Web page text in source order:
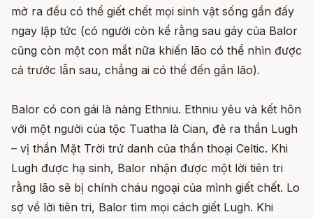
mở ra đều có thể giết chết mọi sinh vật sống gần đấy
ngay lập tức (có người còn kể rằng sau gáy của Balor
cũng còn một con mắt nữa khiến lão có thể nhìn được
cả trước lẫn sau, chẳng ai có thể đến gần lão).
Balor có con gái là nàng Ethniu. Ethniu yêu và kết hôn
với một người của tộc Tuatha là Cian, đẻ ra thần Lugh
– vị thần Mặt Trời trứ danh của thần thoại Celtic. Khi
Lugh được hạ sinh, Balor nhận được một lời tiên tri
rằng lão sẽ bị chính cháu ngoại của mình giết chết. Lo
sợ về lời tiên tri, Balor tìm mọi cách giết Lugh. Khi